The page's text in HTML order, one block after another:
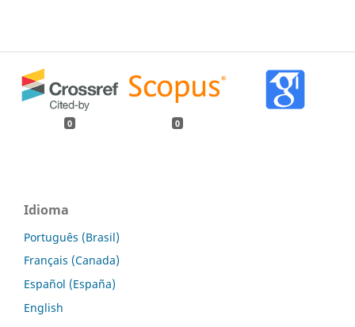
0 0
Idioma
Português (Brasil)
Français (Canada)
Español (España)
English